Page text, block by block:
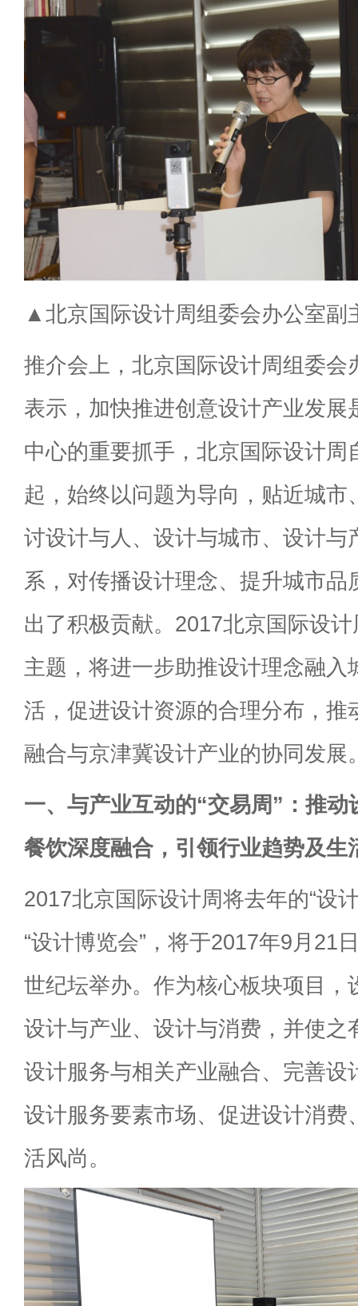
▲北京国际设计周组委会办公室副
推介会上，北京国际设计周组委会
表示，加快推进创意设计产业发展
中心的重要抓手，北京国际设计周
起，始终以问题为导向，贴近城市
讨设计与人、设计与城市、设计与
系，对传播设计理念、提升城市品
出了积极贡献。2017北京国际设计
主题，将进一步助推设计理念融入
活，促进设计资源的合理分布，推
融合与京津冀设计产业的协同发展
一、与产业互动的“交易周”：推
餐饮深度融合，引领行业趋势及生
2017北京国际设计周将去年的“设
“设计博览会”，将于2017年9月21
世纪坛举办。作为核心板块项目，
设计与产业、设计与消费，并使之
设计服务与相关产业融合、完善设
设计服务要素市场、促进设计消费
活风尚。